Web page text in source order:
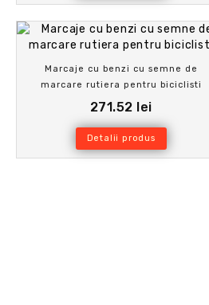
Marcaje cu benzi cu semne de
marcare rutiera pentru biciclisti
271.52 lei
Detalii produs